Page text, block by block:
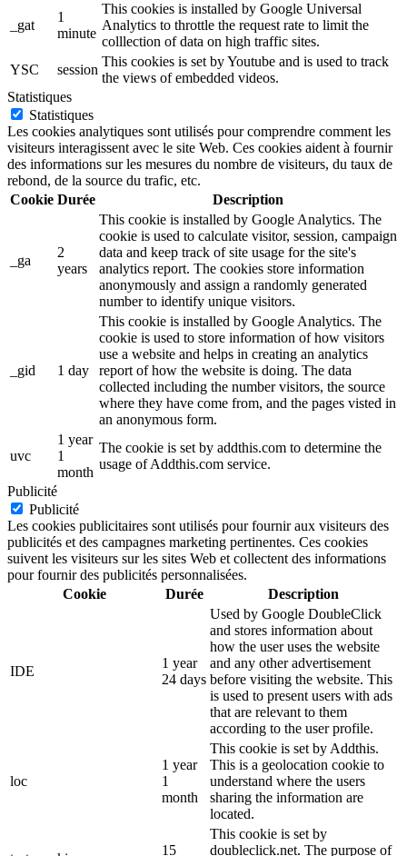
_gat
1
minute
This cookies is installed by Google Universal
Analytics to throttle the request rate to limit the
colllection of data on high traffic sites.
YSC
session
This cookies is set by Youtube and is used to track
the views of embedded videos.
Statistiques
Statistiques
Les cookies analytiques sont utilisés pour comprendre comment les
visiteurs interagissent avec le site Web. Ces cookies aident à fournir
des informations sur les mesures du nombre de visiteurs, du taux de
rebond, de la source du trafic, etc.
Cookie Durée Description
_ga
2
years
This cookie is installed by Google Analytics. The
cookie is used to calculate visitor, session, campaign
data and keep track of site usage for the site's
analytics report. The cookies store information
anonymously and assign a randomly generated
number to identify unique visitors.
_gid 1 day
This cookie is installed by Google Analytics. The
cookie is used to store information of how visitors
use a website and helps in creating an analytics
report of how the website is doing. The data
collected including the number visitors, the source
where they have come from, and the pages visted in
an anonymous form.
uvc
1 year
1
month
The cookie is set by addthis.com to determine the
usage of Addthis.com service.
Publicité
Publicité
Les cookies publicitaires sont utilisés pour fournir aux visiteurs des
publicités et des campagnes marketing pertinentes. Ces cookies
suivent les visiteurs sur les sites Web et collectent des informations
pour fournir des publicités personnalisées.
Cookie
Durée Description
IDE
1 year
24 days
Used by Google DoubleClick
and stores information about
how the user uses the website
and any other advertisement
before visiting the website. This
is used to present users with ads
that are relevant to them
according to the user profile.
loc
1 year
1
month
This cookie is set by Addthis.
This is a geolocation cookie to
understand where the users
sharing the information are
located.
15
This cookie is set by
doubleclick.net. The purpose of